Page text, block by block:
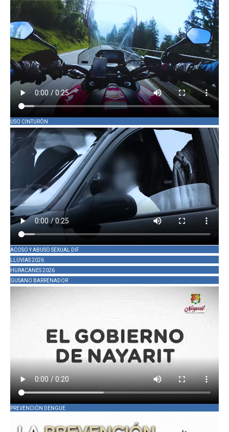
USO CINTURÓN
ACOSO Y ABUSO SEXUAL DIF
LLUVIAS 2026
HURACANES 2026
GUSANO BARRENADOR
PREVENCIÓN DENGUE